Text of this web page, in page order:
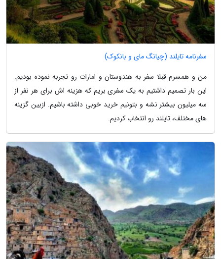
سفرنامه تایلند (چیانگ مای و بانکوک)
من و همسرم قبلا سفر به هندوستان و امارات رو تجربه نموده بودیم.
این بار تصمیم داشتیم به یک سفری بریم که هزینه اش برای هر نفر از
سه میلیون بیشتر نشه و بتونیم خرید خوبی داشته باشیم. ازبین گزینه
های مختلف، تایلند رو انتخاب کردیم.